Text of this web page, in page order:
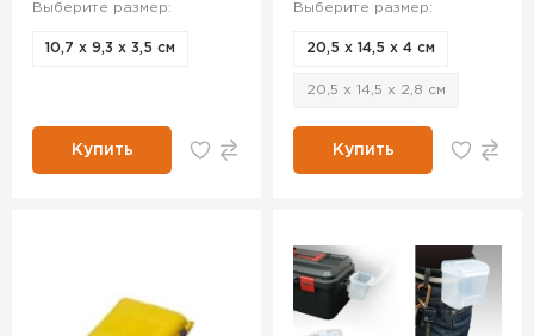
Выберите размер:
10,7 х 9,3 х 3,5 см
Купить
Выберите размер:
20,5 х 14,5 х 4 см
20,5 х 14,5 х 2,8 см
Купить